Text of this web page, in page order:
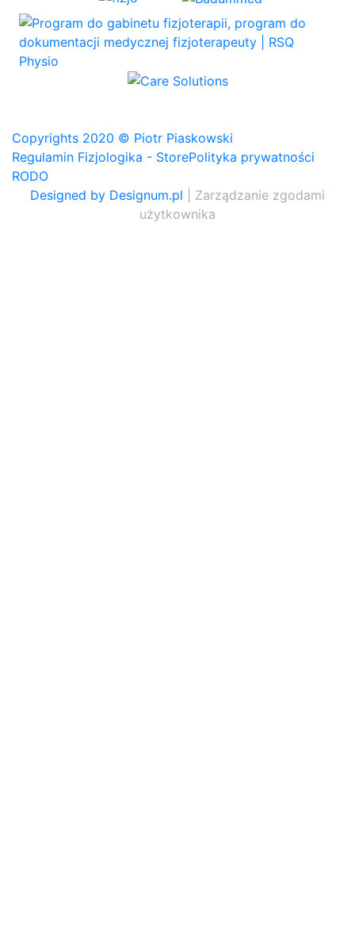
Copyrights 2020 © Piotr Piaskowski
Regulamin Fizjologika - StorePolityka prywatności
RODO
Designed by Designum.pl
| Zarządzanie zgodami
użytkownika